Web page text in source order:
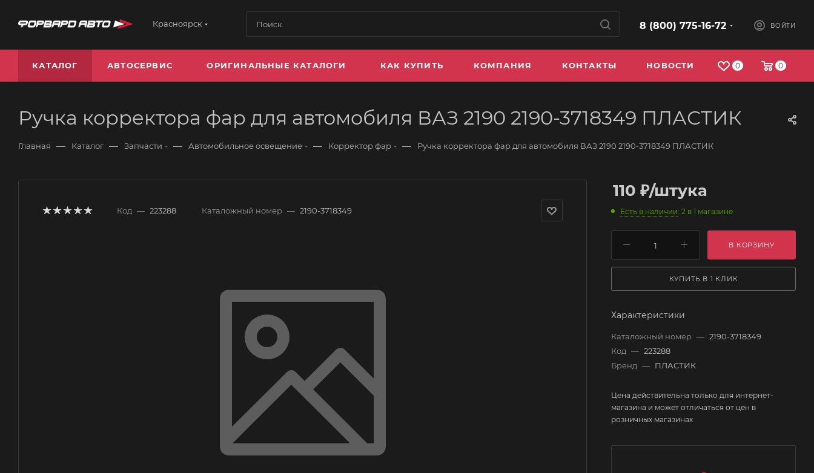
Красноярск 8 (800) 775-16-72 ВОЙТИ
0 0
КАТАЛОГ АВТОСЕРВИС ОРИГИНАЛЬНЫЕ КАТАЛОГИ КАК КУПИТЬ КОМПАНИЯ КОНТАКТЫ НОВОСТИ
Ручка корректора фар для автомобиля ВАЗ 2190 2190-3718349 ПЛАСТИК
Главная — Каталог — Запчасти — Автомобильное освещение — Корректор фар — Ручка корректора фар для автомобиля ВАЗ 2190 2190-3718349 ПЛАСТИК
Код — 223288 Каталожный номер — 2190-3718349
110 ₽/штука
Есть в наличии: 2 в 1 магазине
В КОРЗИНУ
КУПИТЬ В 1 КЛИК
Характеристики
Каталожный номер — 2190-3718349
Код — 223288
Бренд — ПЛАСТИК
Цена действительна только для интернет-
магазина и может отличаться от цен в
розничных магазинах